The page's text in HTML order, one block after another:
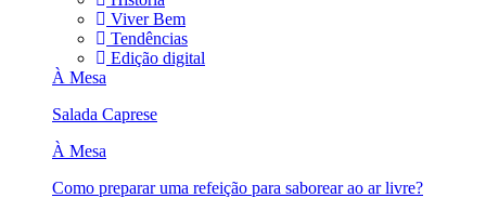
Viver Bem
Tendências
Edição digital
À Mesa
Salada Caprese
À Mesa
Como preparar uma refeição para saborear ao ar livre?